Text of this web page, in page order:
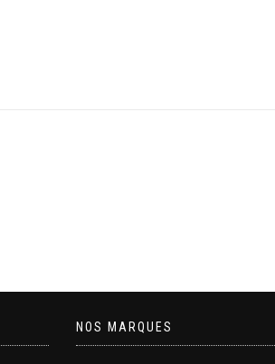
NOS MARQUES